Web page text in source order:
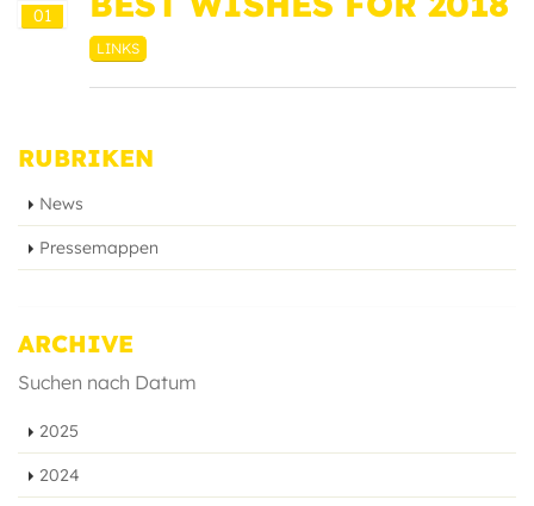
01
LINKS
RUBRIKEN
News
Pressemappen
ARCHIVE
Suchen nach Datum
2025
2024